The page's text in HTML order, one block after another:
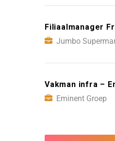
Filiaalmanager
Jumbo
Vakman infra –
Eminent Groep